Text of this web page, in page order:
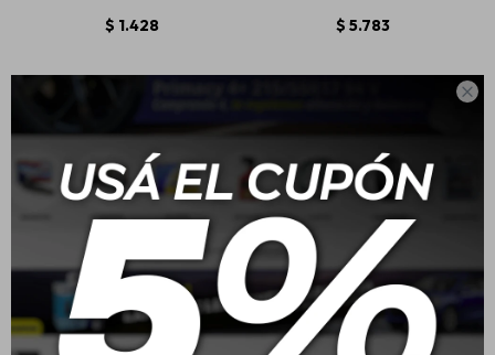

$ 1.428 $ 5.783
Sparco Cubre Volante -
Rojo
Sparco Alfombra
Completo - Azul